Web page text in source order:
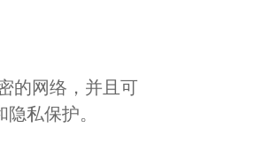
的网络，并且可
私保护。